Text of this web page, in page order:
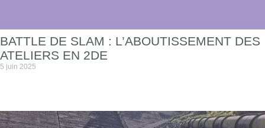
BATTLE DE SLAM : L’ABOUTISSEMENT DES
ATELIERS EN 2DE
5 juin 2025